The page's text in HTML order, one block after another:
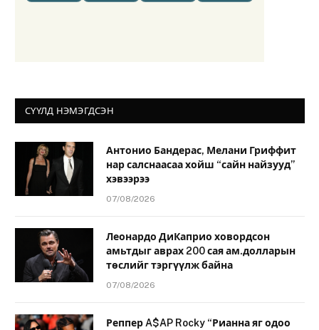
СҮҮЛД НЭМЭГДСЭН
Антонио Бандерас, Мелани Гриффит
нар салснаасаа хойш “сайн найзууд”
хэвээрээ
07/08/2026
Леонардо ДиКаприо ховордсон
амьтдыг аврах 200 сая ам.долларын
төслийг тэргүүлж байна
07/08/2026
Реппер A$AP Rocky “Рианна яг одоо